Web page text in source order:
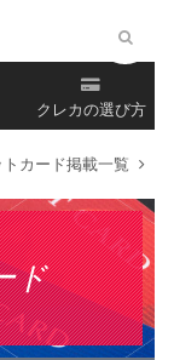
クレカの選び方
トカード掲載一覧
ド